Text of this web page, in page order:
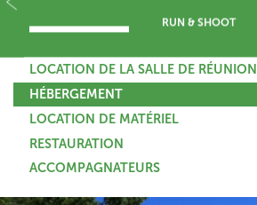
RUN & SHOOT
LOCATION DE LA SALLE DE RÉUNION
HÉBERGEMENT
LOCATION DE MATÉRIEL
RESTAURATION
ACCOMPAGNATEURS